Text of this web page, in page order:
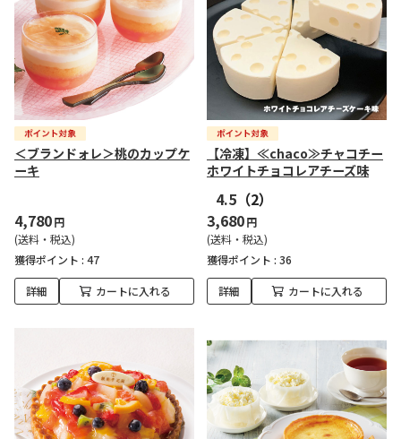
＜ブランドォレ＞桃のカップケ
ーキ
4,780円
(送料・税込)
獲得ポイント : 47
詳細 カートに入れる
【冷凍】≪chaco≫チャコチー
ホワイトチョコレアチーズ味
4.5 （2）
3,680円
(送料・税込)
獲得ポイント : 36
詳細 カートに入れる